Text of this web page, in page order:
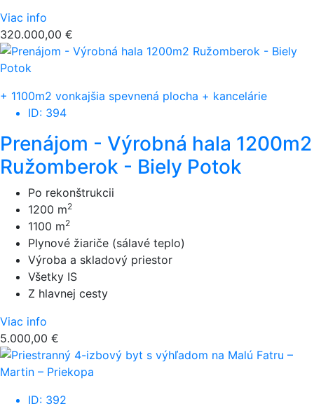
Viac info
320.000,00 €
+ 1100m2 vonkajšia spevnená plocha + kancelárie
ID: 394
Prenájom - Výrobná hala 1200m2
Ružomberok - Biely Potok
Po rekonštrukcii
1200 m2
1100 m2
Plynové žiariče (sálavé teplo)
Výroba a skladový priestor
Všetky IS
Z hlavnej cesty
Viac info
5.000,00 €
ID: 392